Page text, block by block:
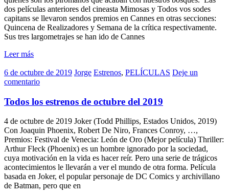
dos películas anteriores del cineasta Mimosas y Todos vos sodes
capitans se llevaron sendos premios en Cannes en otras secciones:
Quincena de Realizadores y Semana de la crítica respectivamente.
Sus tres largometrajes se han ido de Cannes
Leer más
6 de octubre de 2019 Jorge Estrenos, PELÍCULAS Deje un
comentario
Todos los estrenos de octubre del 2019
4 de octubre de 2019 Joker (Todd Phillips, Estados Unidos, 2019)
Con Joaquin Phoenix, Robert De Niro, Frances Conroy, …,
Premios: Festival de Venecia: León de Oro (Mejor película) Thriller:
Arthur Fleck (Phoenix) es un hombre ignorado por la sociedad,
cuya motivación en la vida es hacer reír. Pero una serie de trágicos
acontecimientos le llevarán a ver el mundo de otra forma. Película
basada en Joker, el popular personaje de DC Comics y archivillano
de Batman, pero que en